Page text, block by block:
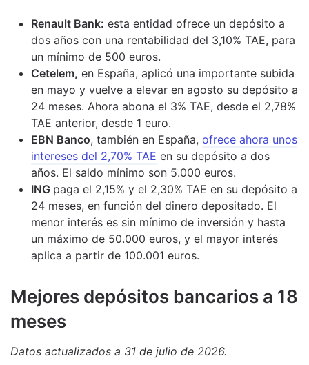
Renault Bank: esta entidad ofrece un depósito a
dos años con una rentabilidad del 3,10% TAE, para
un mínimo de 500 euros.
Cetelem, en España, aplicó una importante subida
en mayo y vuelve a elevar en agosto su depósito a
24 meses. Ahora abona el 3% TAE, desde el 2,78%
TAE anterior, desde 1 euro.
EBN Banco, también en España, ofrece ahora unos
intereses del 2,70% TAE en su depósito a dos
años. El saldo mínimo son 5.000 euros.
ING paga el 2,15% y el 2,30% TAE en su depósito a
24 meses, en función del dinero depositado. El
menor interés es sin mínimo de inversión y hasta
un máximo de 50.000 euros, y el mayor interés
aplica a partir de 100.001 euros.
Mejores depósitos bancarios a 18
meses
Datos actualizados a 31 de julio de 2026.